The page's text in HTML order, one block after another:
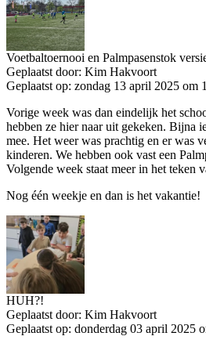
Voetbaltoernooi en Palmpasenstok
Geplaatst door: Kim Hakvoort
Geplaatst op: zondag 13 april 2025 om
Vorige week was dan eindelijk het
hebben ze hier naar uit gekeken. Bijna
mee. Het weer was prachtig en er was
kinderen. We hebben ook vast een
Volgende week staat meer in het teken
Nog één weekje en dan is het vakantie!
HUH?!
Geplaatst door: Kim Hakvoort
Geplaatst op: donderdag 03 april 2025